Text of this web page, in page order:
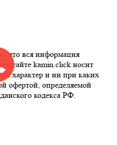
что вся информация
сайте kamin.click носит
характер и ни при каких
офертой, определяемой
кодекса РФ.